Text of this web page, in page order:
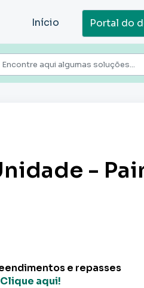
Início Portal do
-
e repasses
Clique aqui!